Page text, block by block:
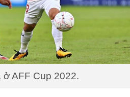
ở AFF Cup 2022.